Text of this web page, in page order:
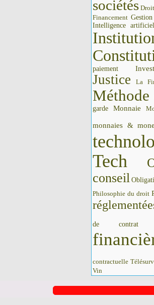
sociétés
Financement
Intelligence
paiement
Justice La
Méthode
garde
Monnaie
monnaies &
Tech
conseil
Philosophie du droit
de contrat
contractuelle
Vin